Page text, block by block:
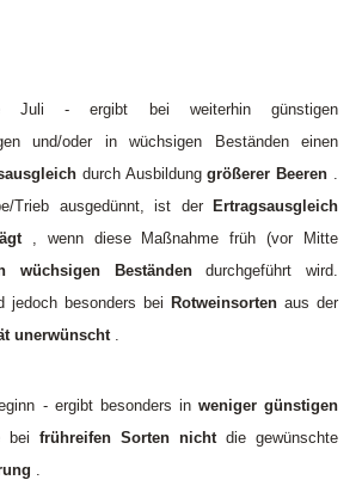
Juli - ergibt bei weiterhin günstigen
und/oder in wüchsigen Beständen einen
durch Ausbildunggrößerer Beeren .
Trieb ausgedünnt, ist der
Ertragsausgleich
, wenn diese Maßnahme früh (vor Mitte
wüchsigen Beständendurchgeführt wird.
jedoch besonders bei Rotweinsorten aus der
unerwünscht.
- ergibt besonders in weniger günstigen
bei frühreifen Sorten nichtdie gewünschte
.